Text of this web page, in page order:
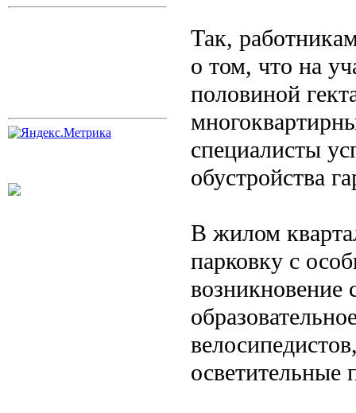
Так,
о том, что на
половиной
специалисты
обустройства
В жилом
парковку с
возникновение
осветительные